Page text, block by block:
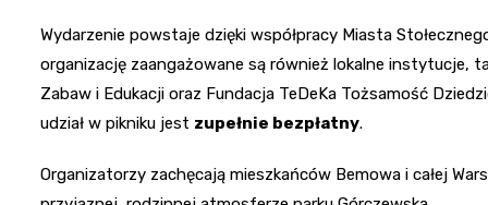
Wydarzenie powstaje dzięki współpracy Miasta
organizację zaangażowane są również lokalne instytucje,
Zabaw i Edukacji oraz Fundacja TeDeKa Tożsamość
udział w pikniku jest zupełnie bezpłatny.
Organizatorzy zachęcają mieszkańców Bemowa i całej